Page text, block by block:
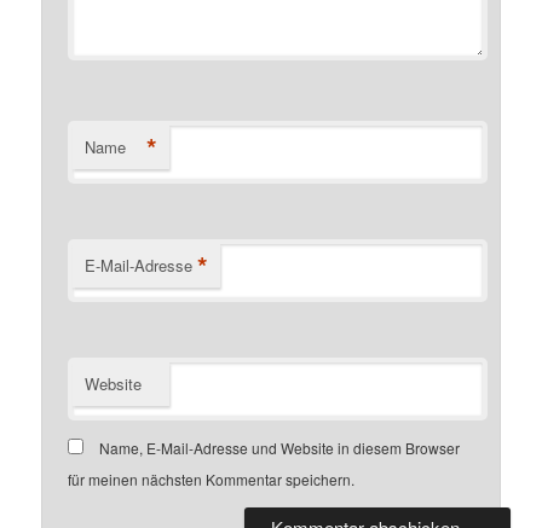
Name *
E-Mail-Adresse *
Website
Name, E-Mail-Adresse und Website in diesem Browser
für meinen nächsten Kommentar speichern.